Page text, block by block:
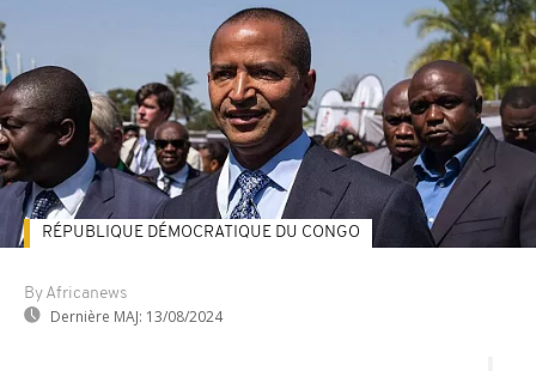
By Africanews
Dernière MAJ: 13/08/2024
RÉPUBLIQUE DÉMOCRATIQUE DU CONGO